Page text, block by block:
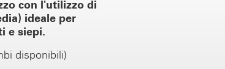
con l'utilizzo di
ideale per
e siepi.
disponibili)